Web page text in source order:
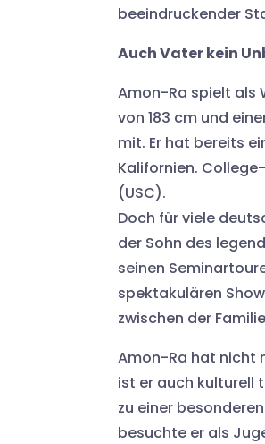
beeindruckender
Auch Vater kein
Amon-Ra spielt als
von 183 cm und
mit. Er hat bereits
Kalifornien.
(USC).
Doch für viele
der Sohn des
seinen
spektakulären
zwischen der
Amon-Ra hat nicht
ist er auch kulturell
zu einer
besuchte er als